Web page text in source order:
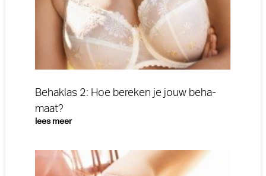
Behaklas 2: Hoe bereken je jouw beha-
maat?
lees meer